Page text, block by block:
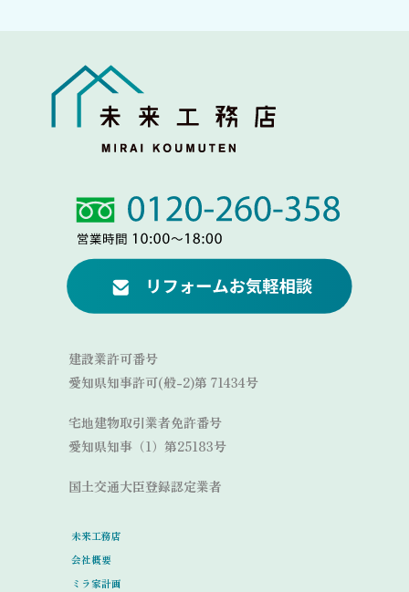
Link
Link
建設業許可番号
愛知県知事許可(般-2)第 71434号
宅地建物取引業者免許番号
愛知県知事（1）第25183号
国土交通大臣登録認定業者
未来工務店
会社概要
ミラ家計画